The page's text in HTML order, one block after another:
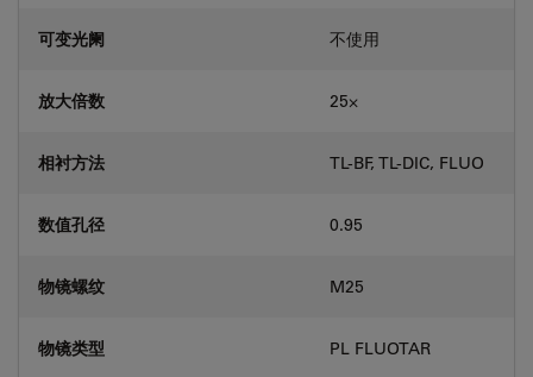
可变光阑 不使用
放大倍数 25⨉
相衬方法 TL-BF, TL-DIC, FLUO
数值孔径 0.95
物镜螺纹 M25
物镜类型 PL FLUOTAR